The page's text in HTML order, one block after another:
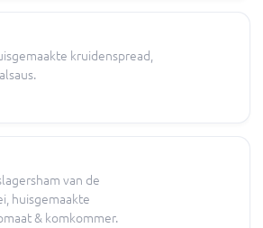
kruidenspread,
van de
huisgemaakte
& komkommer.